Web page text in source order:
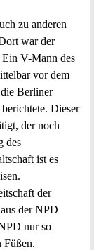
zu anderen
war der
Ein V-Mann des
vor dem
Berliner
Dieser
der noch
des
ist es
der
der NPD
nur so
Füßen.